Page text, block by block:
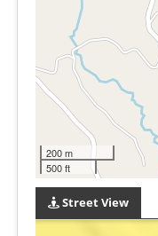
200 m
500 ft
Street View